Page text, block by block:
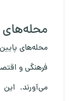
محله‌های
محله‌های
فرهنگی و
می‌آورند.